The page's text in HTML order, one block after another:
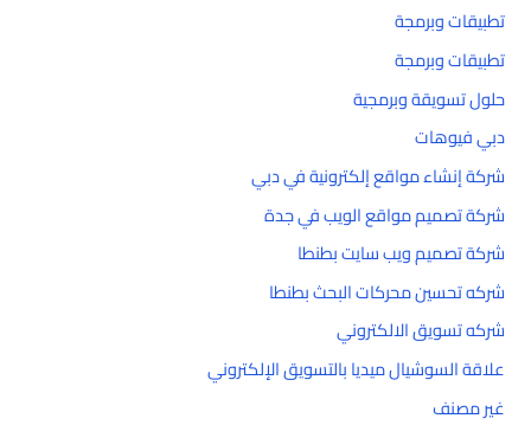
تطبيقات وبرمجة
تطبيقات وبرمجة
حلول تسويقة وبرمجية
دبي فيوهات
شركة إنشاء مواقع إلكترونية في دبي
شركة تصميم مواقع الويب في جدة
شركة تصميم ويب سايت بطنطا
شركه تحسين محركات البحث بطنطا
شركه تسويق الالكتروني
علاقة السوشيال ميديا بالتسويق الإلكتروني
غير مصنف